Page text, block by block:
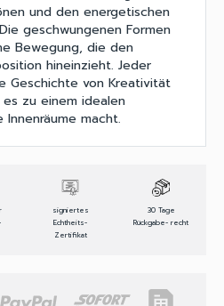
und den energetischen
geschwungenen Formen
Bewegung, die den
hineinzieht. Jeder
Geschichte von Kreativität
zu einem idealen
macht.
signiertes
Echtheits-
Zertifikat
30 Tage
Rückgabe- recht